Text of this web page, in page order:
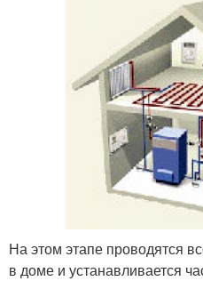
На этом этапе проводятся
в доме и устанавливается